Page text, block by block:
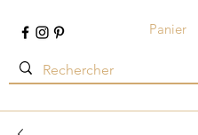
Panier